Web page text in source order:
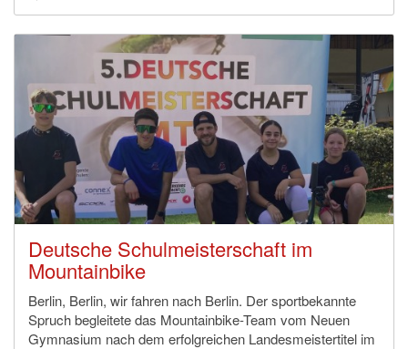
Deutsche Schulmeisterschaft im
Mountainbike
Berlin, Berlin, wir fahren nach Berlin. Der sportbekannte
Spruch begleitete das Mountainbike-Team vom Neuen
Gymnasium nach dem erfolgreichen Landesmeistertitel im